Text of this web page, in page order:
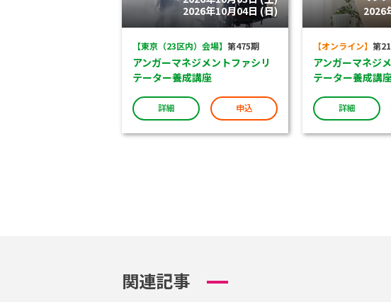
2026年10月04日 (日)
【東京（23区内）会場】 第475期
アンガーマネジメントファシリ
テーター養成講座
詳細 申込
2026
【オンライン】 第
アンガーマネジ
テーター養成講
詳細
関連記事